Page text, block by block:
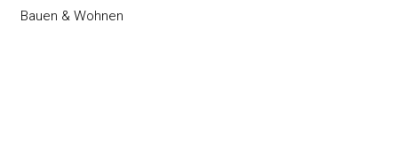
Bauen & Wohnen